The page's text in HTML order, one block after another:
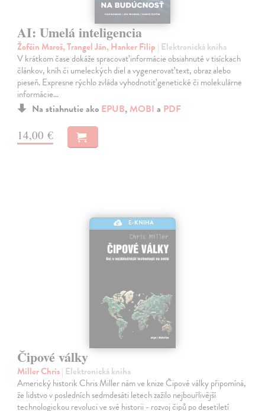
AI: Umelá inteligencia
Žofčin Maroš, Trangel Ján, Hanker Filip | Elektronická kniha
V krátkom čase dokáže spracovať informácie obsiahnuté v tisíckach
článkov, kníh či umeleckých diel a vygenerovať text, obraz alebo
pieseň. Expresne rýchlo zvláda vyhodnotiť genetické či molekulárne
informácie…
Na stiahnutie ako EPUB, MOBI a PDF
14,00 €
E-KNIHA
Čipové války
Miller Chris| Elektronická kniha
Americký historik Chris Miller nám ve knize Čipové války připomíná,
že lidstvo v posledních sedmdesáti letech zažilo nejbouřlivější
technologickou revoluci ve své historii - rozvoj čipů po desetiletí